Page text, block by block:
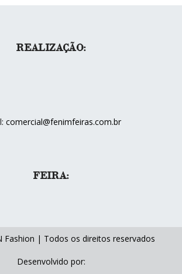
REALIZAÇÃO:
comercial@fenimfeiras.com.br
FEIRA:
Fashion | Todos os direitos reservados
Desenvolvido por: